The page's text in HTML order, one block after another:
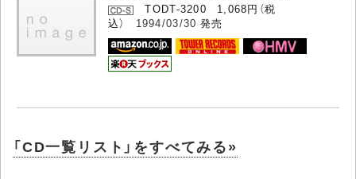
TODT-3200 1,068円（税
込） 1994/03/30 発売
「CD一覧リスト」をすべてみる»